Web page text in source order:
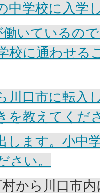
中学校に入学
いているの
校に通わせる
川口市に転入
を教えてくだ
します。小中
さい。
から川口市